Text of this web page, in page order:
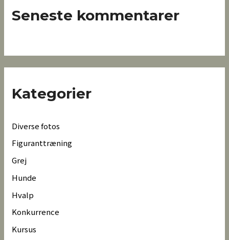
Seneste kommentarer
Kategorier
Diverse fotos
Figuranttræning
Grej
Hunde
Hvalp
Konkurrence
Kursus